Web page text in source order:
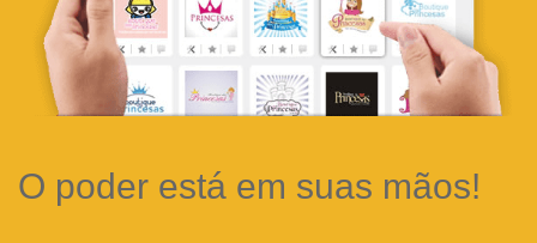
O poder está em suas mãos!